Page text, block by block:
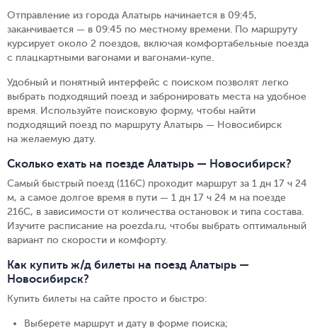
Отправление из города Алатырь начинается в 09:45,
заканчивается — в 09:45 по местному времени. По маршруту
курсирует около 2 поездов, включая комфортабельные поезда
с плацкартными вагонами и вагонами-купе.
Удобный и понятный интерфейс с поиском позволят легко
выбрать подходящий поезд и забронировать места на удобное
время. Используйте поисковую форму, чтобы найти
подходящий поезд по маршруту Алатырь — Новосибирск
на желаемую дату.
Сколько ехать на поезде Алатырь — Новосибирск?
Самый быстрый поезд (116С) проходит маршрут за 1 дн 17 ч 24
м, а самое долгое время в пути — 1 дн 17 ч 24 м на поезде
216С, в зависимости от количества остановок и типа состава.
Изучите расписание на poezda.ru, чтобы выбрать оптимальный
вариант по скорости и комфорту.
Как купить ж/д билеты на поезд Алатырь —
Новосибирск?
Купить билеты на сайте просто и быстро:
Выберете маршрут и дату в форме поиска;